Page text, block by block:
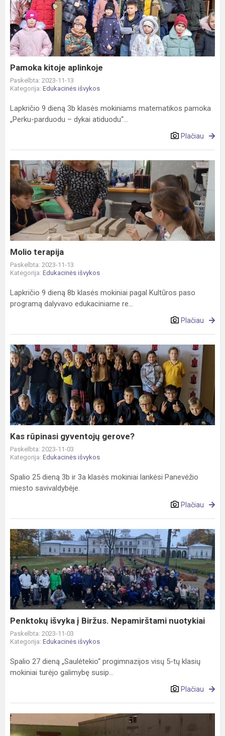
aplinkoje
Pamoka kitoje aplinkoje
Paskelbta: 2023-11-13
Kategorija: Edukacinės išvykos
Lapkričio 9 dieną 3b klasės mokiniams matematikos pamoka
„Perku-parduodu – dykai atiduodu“...
Plačiau
Molio
terapija
Molio terapija
Paskelbta: 2023-11-13
Kategorija: Edukacinės išvykos
Lapkričio 9 dieną 8b klasės mokiniai pagal Kultūros paso
programą dalyvavo edukaciniame re...
Plačiau
Kas
rūpinasi
gyventojų
gerove?
Kas rūpinasi gyventojų gerove?
Paskelbta: 2023-11-03
Kategorija: Edukacinės išvykos
Spalio 25 dieną 3b ir 3a klasės mokiniai lankėsi Panevėžio
miesto savivaldybėje.
Plačiau
Penktokų
išvyka
į
Biržus.
Nepamirštami
nuotykiai
Penktokų išvyka į Biržus. Nepamirštami nuotykiai
Paskelbta: 2023-11-03
Kategorija: Edukacinės išvykos
Spalio 27 dieną „Saulėtekio“ progimnazijos visų 5-tų klasių
mokiniai turėjo galimybę susip...
Plačiau
7b
klasės